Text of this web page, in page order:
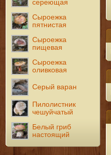
сереющая
Сыроежка
пятнистая
Сыроежка
пищевая
Сыроежка
оливковая
Серый варан
Пилолистник
чешуйчатый
Белый гриб
настоящий